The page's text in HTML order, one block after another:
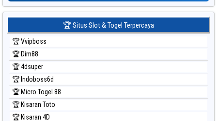
Prediksi Sydney Lottery 6d
Prediksi Sydney Lotto
Prediksi Sydney Pools 6d
Prediksi Taipei
Prediksi Taiwan
🏆 Situs Slot & Togel Terpercaya
🏆 Vvipboss
🏆 Dim88
🏆 4dsuper
🏆 Indoboss6d
🏆 Micro Togel 88
🏆 Kisaran Toto
🏆 Kisaran 4D